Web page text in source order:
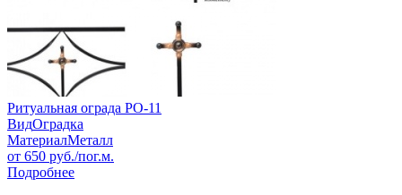
Ритуальная ограда РО-11
ВидОградка
МатериалМеталл
от 650 руб./пог.м.
Подробнее